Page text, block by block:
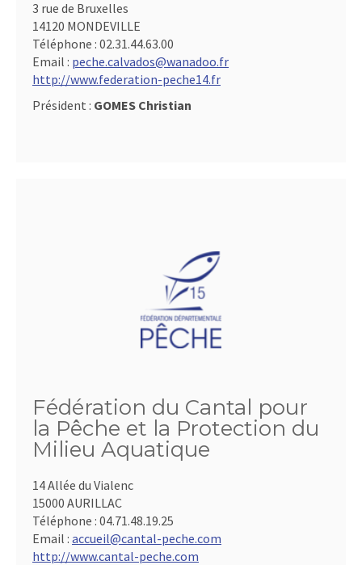
3 rue de Bruxelles
14120 MONDEVILLE
Téléphone : 02.31.44.63.00
Email : peche.calvados@wanadoo.fr
http://www.federation-peche14.fr
Président : GOMES Christian
Fédération du Cantal pour
la Pêche et la Protection du
Milieu Aquatique
14 Allée du Vialenc
15000 AURILLAC
Téléphone : 04.71.48.19.25
Email : accueil@cantal-peche.com
http://www.cantal-peche.com